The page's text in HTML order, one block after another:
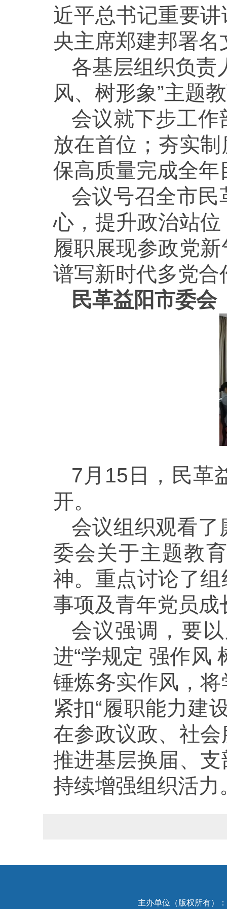
近平总书记重要
央主席郑建邦署名
各基层组织负责
风、树形象”主题
会议就下步工
放在首位；夯实
保高质量完成全年
会议号召全市
心，提升政治站
履职展现参政党
谱写新时代多党
民革益阳市委会
7月15日，民革
开。
会议组织观看
委会关于主题教
神。重点讨论了
事项及青年党员
会议强调，要
进“学规定 强作风
锤炼务实作风，
紧扣“履职能力建
在参政议政、社
推进基层换届、
持续增强组织活力
主办单位（版权所有）